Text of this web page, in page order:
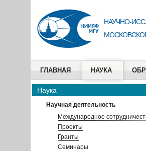
НАУЧНО-
ГЛАВНАЯ НАУКА
Наука
Научная деятельность
Международное
Проекты
Гранты
Семинары